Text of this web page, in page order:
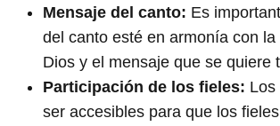
Mensaje del canto: Es
del canto esté en armonía con
Dios y el mensaje que se quiere
Participación de los fieles: Los
ser accesibles para que los